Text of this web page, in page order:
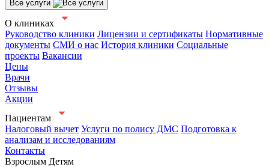
Все услуги
О клиниках
Руководство клиники Лицензии и сертификаты Нормативные
документы СМИ о нас История клиники Социальные
проекты Вакансии
Цены
Врачи
Отзывы
Акции
Пациентам
Налоговый вычет Услуги по полису ДМС Подготовка к
анализам и исследованиям
Контакты
Взрослым Детям